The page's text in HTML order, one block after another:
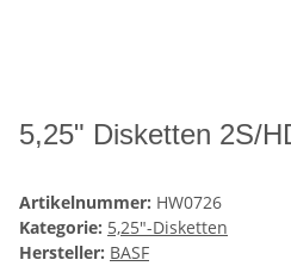
5,25" Disketten 2S/
Artikelnummer: HW0726
Kategorie: 5,25"-Disketten
Hersteller: BASF